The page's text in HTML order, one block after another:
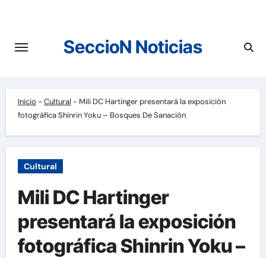
contenido
SeccioN Noticias
Inicio - Cultural - Mili DC Hartinger presentará la exposición
fotográfica Shinrin Yoku – Bosques De Sanación
Cultural
Mili DC Hartinger
presentará la exposición
fotográfica Shinrin Yoku –